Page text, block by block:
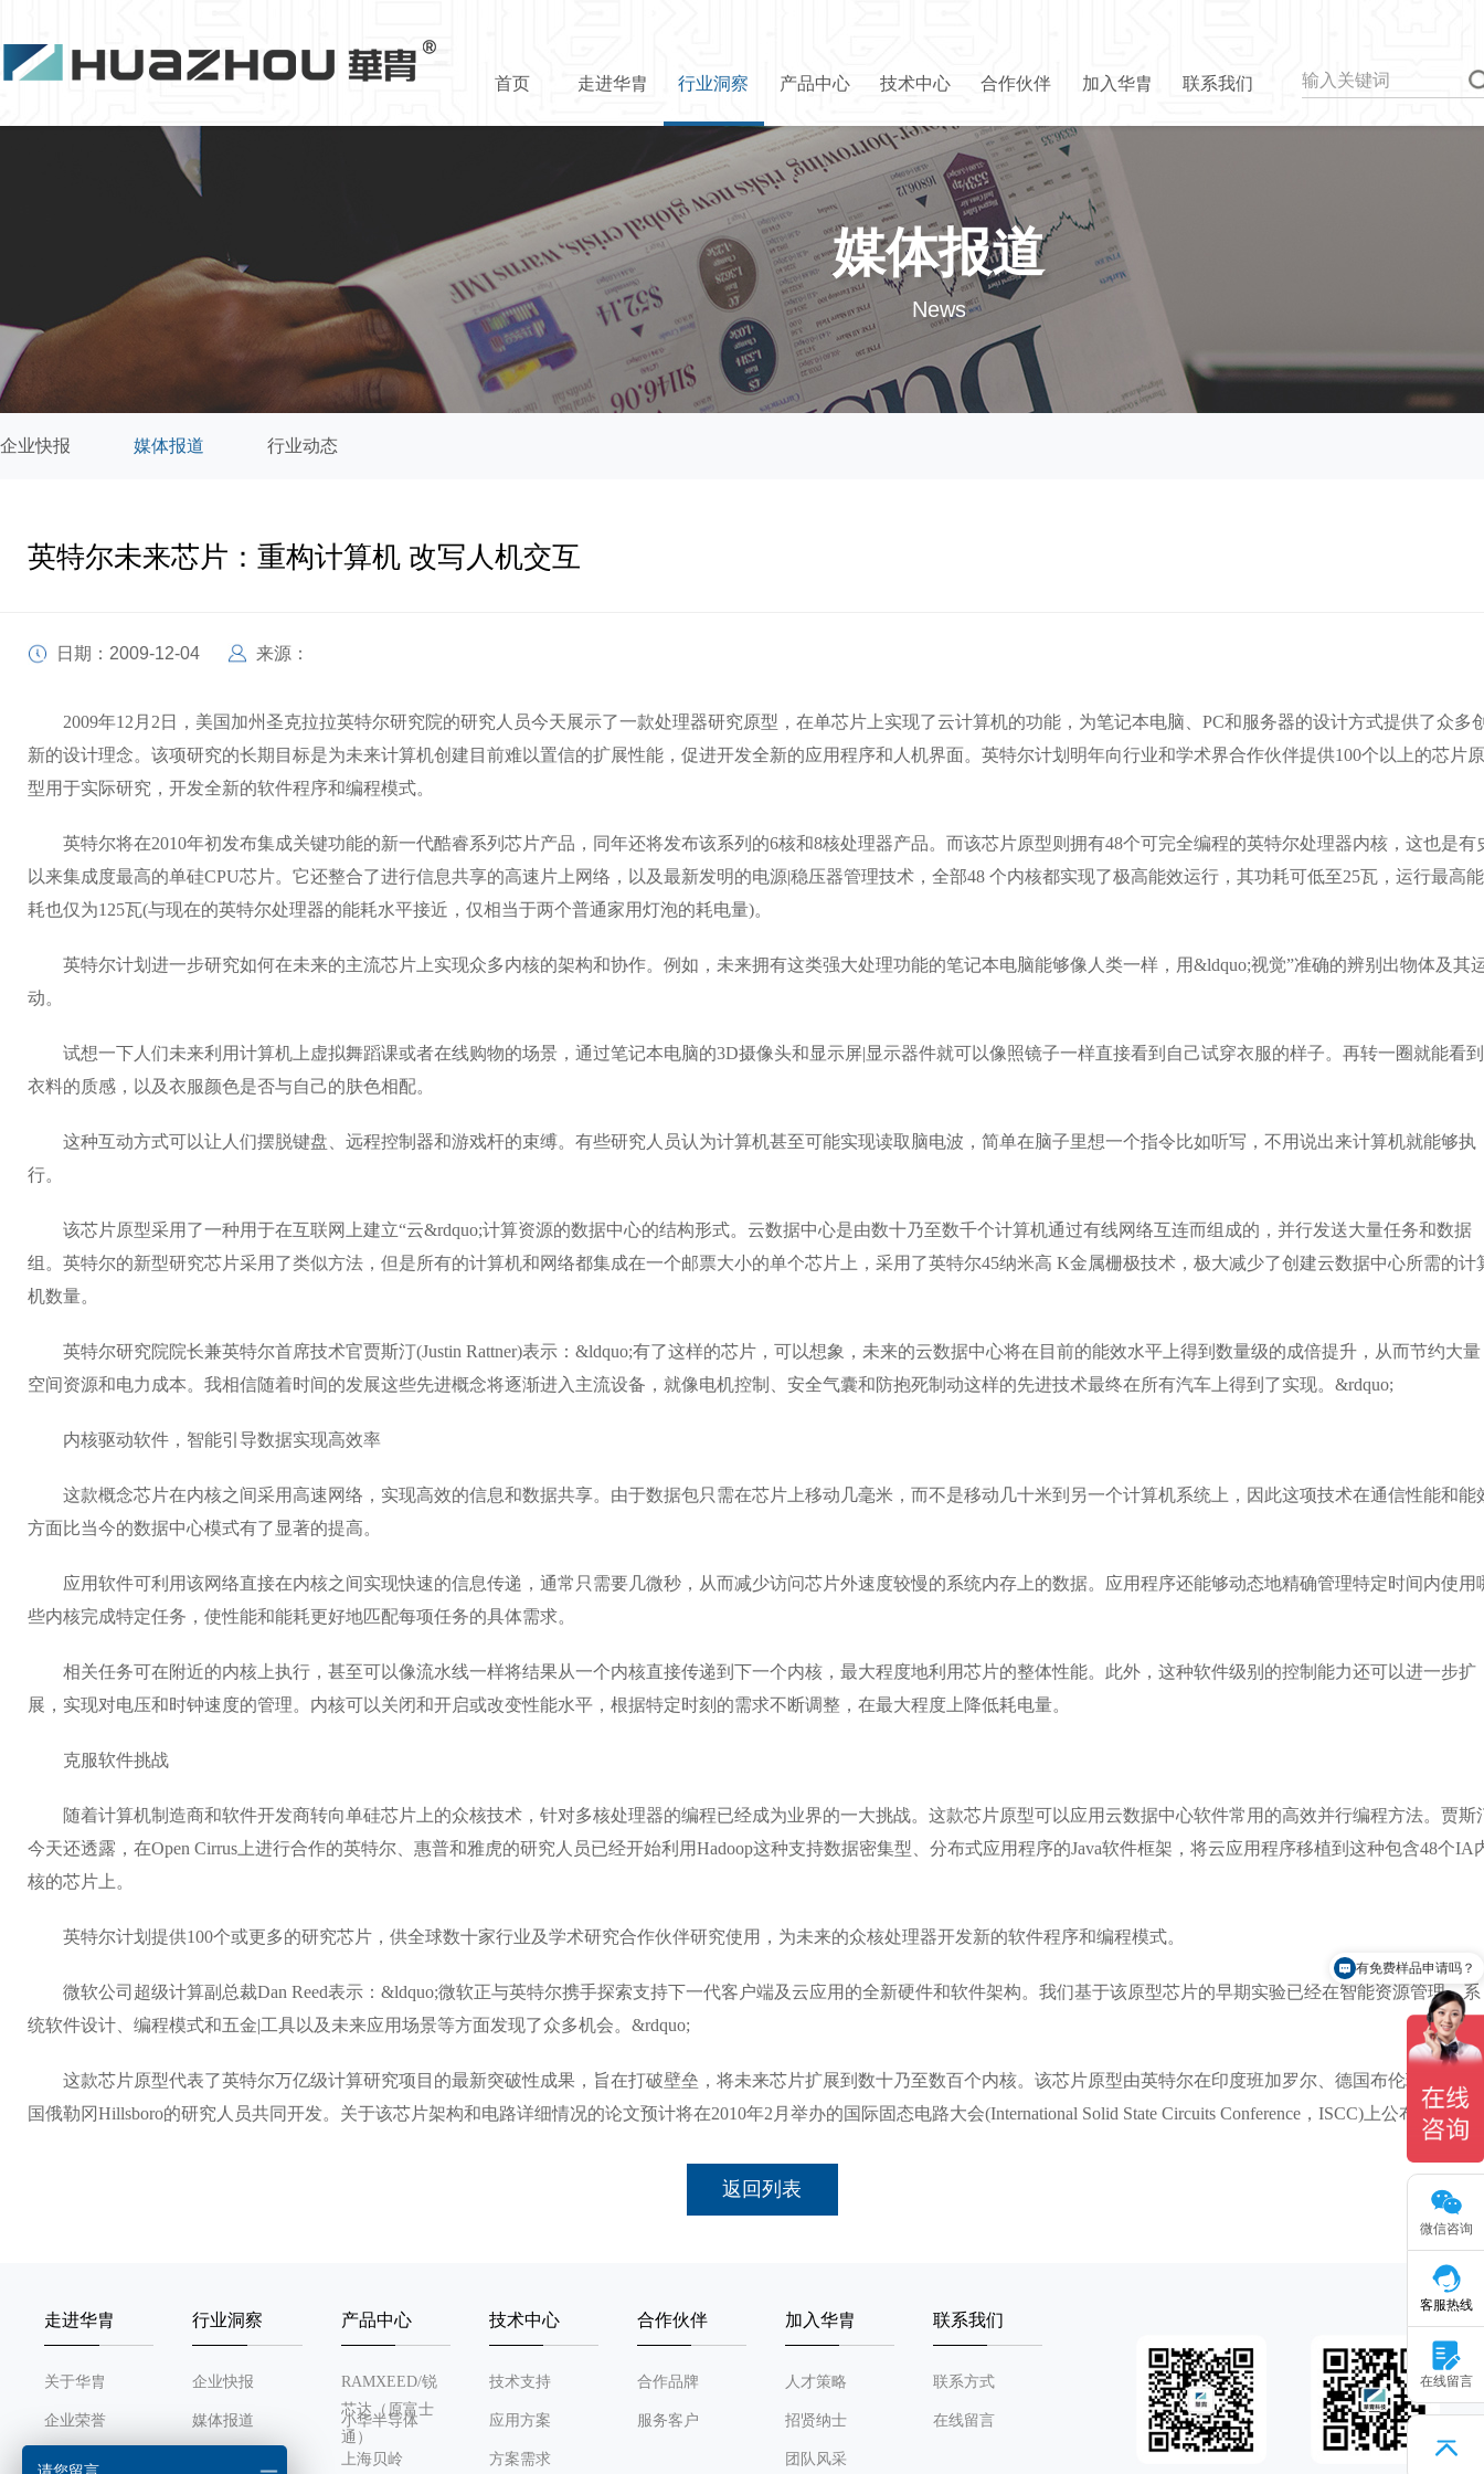
首页 走进华胄 行业洞察 产品中心 技术中心 合作伙伴 加入华胄 联系我们
媒体报道
News
企业快报 媒体报道 行业动态
英特尔未来芯片：重构计算机 改写人机交互
日期：2009-12-04 来源：
2009年12月2日，美国加州圣克拉拉英特尔研究院的研究人员今天展示了一款处理器研究原型，在单芯片上实现了云计算机的功能，为笔记本电脑、PC和服务器的设计方式提供了众多
新的设计理念。该项研究的长期目标是为未来计算机创建目前难以置信的扩展性能，促进开发全新的应用程序和人机界面。英特尔计划明年向行业和学术界合作伙伴提供100个以上的芯片原
型用于实际研究，开发全新的软件程序和编程模式。
英特尔将在2010年初发布集成关键功能的新一代酷睿系列芯片产品，同年还将发布该系列的6核和8核处理器产品。而该芯片原型则拥有48个可完全编程的英特尔处理器内核，这也是有
以来集成度最高的单硅CPU芯片。它还整合了进行信息共享的高速片上网络，以及最新发明的电源|稳压器管理技术，全部48 个内核都实现了极高能效运行，其功耗可低至25瓦，运行最高能
耗也仅为125瓦(与现在的英特尔处理器的能耗水平接近，仅相当于两个普通家用灯泡的耗电量)。
英特尔计划进一步研究如何在未来的主流芯片上实现众多内核的架构和协作。例如，未来拥有这类强大处理功能的笔记本电脑能够像人类一样，用&ldquo;视觉”准确的辨别出物体及其
动。
试想一下人们未来利用计算机上虚拟舞蹈课或者在线购物的场景，通过笔记本电脑的3D摄像头和显示屏|显示器件就可以像照镜子一样直接看到自己试穿衣服的样子。再转一圈就能看到
衣料的质感，以及衣服颜色是否与自己的肤色相配。
这种互动方式可以让人们摆脱键盘、远程控制器和游戏杆的束缚。有些研究人员认为计算机甚至可能实现读取脑电波，简单在脑子里想一个指令比如听写，不用说出来计算机就能够执
行。
该芯片原型采用了一种用于在互联网上建立“云&rdquo;计算资源的数据中心的结构形式。云数据中心是由数十乃至数千个计算机通过有线网络互连而组成的，并行发送大量任务和数据
组。英特尔的新型研究芯片采用了类似方法，但是所有的计算机和网络都集成在一个邮票大小的单个芯片上，采用了英特尔45纳米高 K金属栅极技术，极大减少了创建云数据中心所需的计
机数量。
英特尔研究院院长兼英特尔首席技术官贾斯汀(Justin Rattner)表示：&ldquo;有了这样的芯片，可以想象，未来的云数据中心将在目前的能效水平上得到数量级的成倍提升，从而节约大量
空间资源和电力成本。我相信随着时间的发展这些先进概念将逐渐进入主流设备，就像电机控制、安全气囊和防抱死制动这样的先进技术最终在所有汽车上得到了实现。&rdquo;
内核驱动软件，智能引导数据实现高效率
这款概念芯片在内核之间采用高速网络，实现高效的信息和数据共享。由于数据包只需在芯片上移动几毫米，而不是移动几十米到另一个计算机系统上，因此这项技术在通信性能和能
方面比当今的数据中心模式有了显著的提高。
应用软件可利用该网络直接在内核之间实现快速的信息传递，通常只需要几微秒，从而减少访问芯片外速度较慢的系统内存上的数据。应用程序还能够动态地精确管理特定时间内使用
些内核完成特定任务，使性能和能耗更好地匹配每项任务的具体需求。
相关任务可在附近的内核上执行，甚至可以像流水线一样将结果从一个内核直接传递到下一个内核，最大程度地利用芯片的整体性能。此外，这种软件级别的控制能力还可以进一步扩
展，实现对电压和时钟速度的管理。内核可以关闭和开启或改变性能水平，根据特定时刻的需求不断调整，在最大程度上降低耗电量。
克服软件挑战
随着计算机制造商和软件开发商转向单硅芯片上的众核技术，针对多核处理器的编程已经成为业界的一大挑战。这款芯片原型可以应用云数据中心软件常用的高效并行编程方法。贾斯
今天还透露，在Open Cirrus上进行合作的英特尔、惠普和雅虎的研究人员已经开始利用Hadoop这种支持数据密集型、分布式应用程序的Java软件框架，将云应用程序移植到这种包含48个IA
核的芯片上。
英特尔计划提供100个或更多的研究芯片，供全球数十家行业及学术研究合作伙伴研究使用，为未来的众核处理器开发新的软件程序和编程模式。
微软公司超级计算副总裁Dan Reed表示：&ldquo;微软正与英特尔携手探索支持下一代客户端及云应用的全新硬件和软件架构。我们基于该原型芯片的早期实验已经在智能资源管理、系
统软件设计、编程模式和五金|工具以及未来应用场景等方面发现了众多机会。&rdquo;
这款芯片原型代表了英特尔万亿级计算研究项目的最新突破性成果，旨在打破壁垒，将未来芯片扩展到数十乃至数百个内核。该芯片原型由英特尔在印度班加罗尔、德国布伦瑞克以及
国俄勒冈Hillsboro的研究人员共同开发。关于该芯片架构和电路详细情况的论文预计将在2010年2月举办的国际固态电路大会(International Solid State Circuits Conference，ISCC)上公布。
返回列表
走进华胄
关于华胄
企业荣誉
发展历程
行业洞察
企业快报
媒体报道
产品中心
RAMXEED/锐
芯达（原富士
通）
小华半导体
上海贝岭
技术中心
技术支持
应用方案
方案需求
合作伙伴
合作品牌
服务客户
加入华胄
人才策略
招贤纳士
团队风采
联系我们
联系方式
在线留言
微信咨询
客服热线
在线留言
有免费样品申请吗？